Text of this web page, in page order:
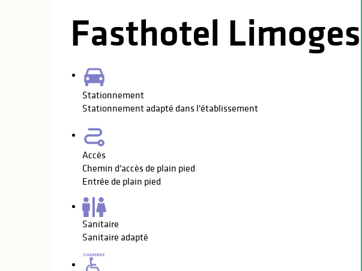
Fasthotel Limoges
Stationnement
Stationnement adapté dans l'établissement
Accès
Chemin d'accès de plain pied
Entrée de plain pied
Sanitaire
Sanitaire adapté